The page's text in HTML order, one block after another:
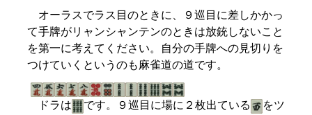
オーラスでラス目のときに、９巡目に差しかかっ
て手牌がリャンシャンテンのときは放銃しないこと
を第一に考えてください。自分の手牌への見切りを
つけていくというのも麻雀道の道です。
ドラは です。９巡目に場に２枚出ている
をツ